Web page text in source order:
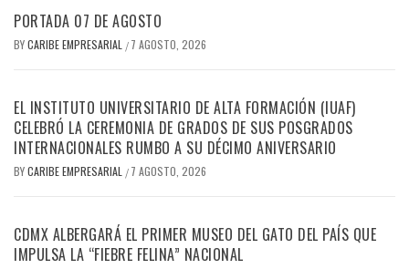
PORTADA 07 DE AGOSTO
BYCARIBE EMPRESARIAL / 7 AGOSTO, 2026
EL INSTITUTO UNIVERSITARIO DE ALTA FORMACIÓN (IUAF)
CELEBRÓ LA CEREMONIA DE GRADOS DE SUS POSGRADOS
INTERNACIONALES RUMBO A SU DÉCIMO ANIVERSARIO
BYCARIBE EMPRESARIAL / 7 AGOSTO, 2026
CDMX ALBERGARÁ EL PRIMER MUSEO DEL GATO DEL PAÍS QUE
IMPULSA LA “FIEBRE FELINA” NACIONAL